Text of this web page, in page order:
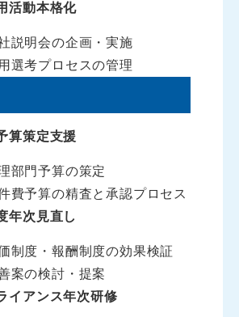
活動本格化
説明会の企画・実施
選考プロセスの管理
算策定支援
部門予算の策定
費予算の精査と承認プロセス
年次見直し
制度・報酬制度の効果検証
案の検討・提案
イアンス年次研修